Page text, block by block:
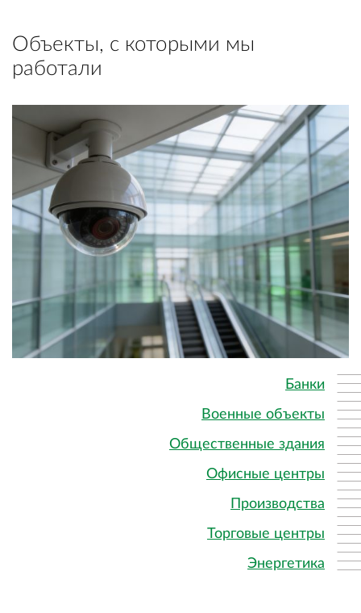
Объекты, с которыми мы
работали
Банки
Военные объекты
Общественные здания
Офисные центры
Производства
Торговые центры
Энергетика